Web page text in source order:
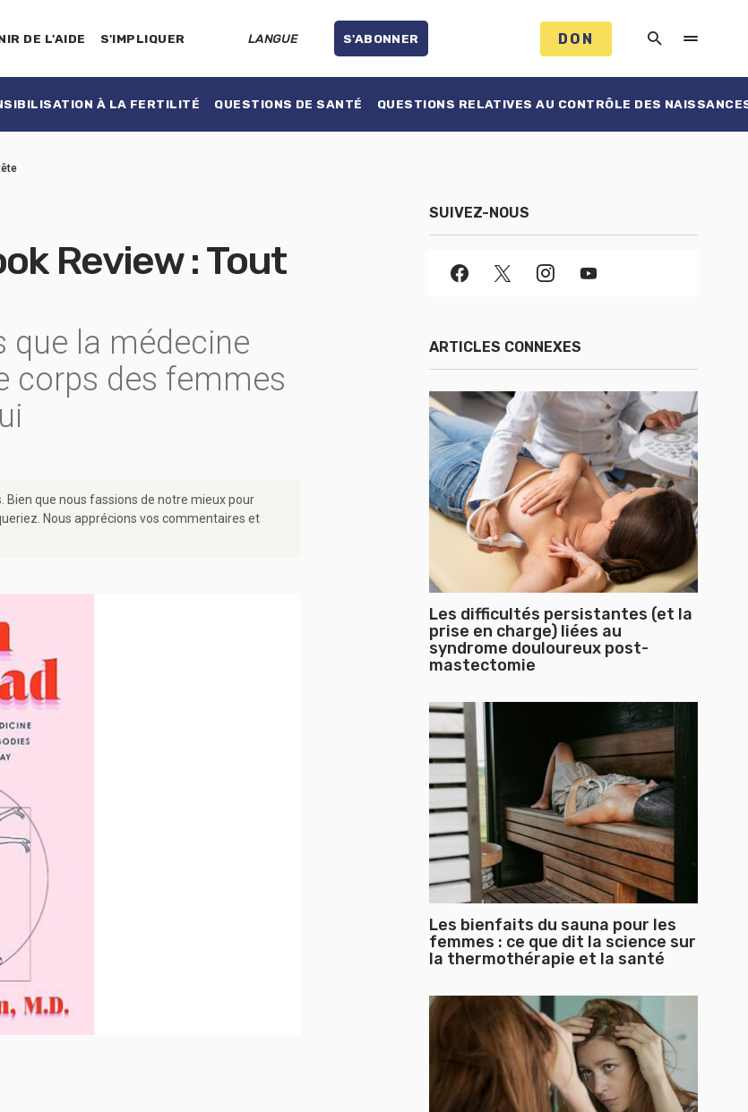
DE L'AIDE S'IMPLIQUER LANGUE S'ABONNER DON
À LA FERTILITÉ QUESTIONS DE SANTÉ QUESTIONS RELATIVES AU CONTRÔLE DES
Review : Tout
que la médecine
corps des femmes
que nous fassions de notre mieux pour
Nous apprécions vos commentaires et
SUIVEZ-NOUS
ARTICLES CONNEXES
Les difficultés persistantes (et la
prise en charge) liées au
syndrome douloureux post-
mastectomie
Les bienfaits du sauna pour les
femmes : ce que dit la science sur
la thermothérapie et la santé